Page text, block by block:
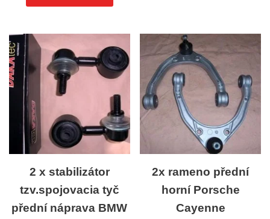
2 x stabilizátor
tzv.spojovacia tyč
přední náprava BMW
2x rameno přední
horní Porsche
Cayenne